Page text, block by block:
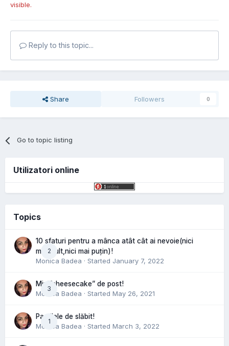
visible.
Reply to this topic...
Share Followers 0
Go to topic listing
Utilizatori online
Topics
2
10 sfaturi pentru a mânca atât cât ai nevoie(nici
mai mult,nici mai puțin)!
Monica Badea · Started January 7, 2022
3
Mini”cheesecake” de post!
Monica Badea · Started May 26, 2021
1
Pastilele de slăbit!
Monica Badea · Started March 3, 2022